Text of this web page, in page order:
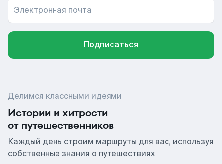
Электронная почта
Подписаться
Делимся классными идеями
Истории и хитрости
от путешественников
Каждый день строим маршруты для вас, используя
собственные знания о путешествиях